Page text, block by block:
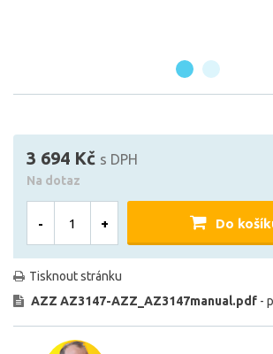
3 694 Kč s DPH
Na dotaz
- + Do
Tisknout stránku
AZZ AZ3147-AZZ_AZ3147manual.pdf -